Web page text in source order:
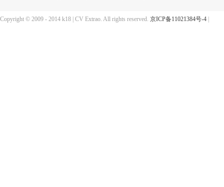
Copyright © 2009 - 2014 k18 | CV Extrao. All rights reserved. 京ICP备11021384号-4